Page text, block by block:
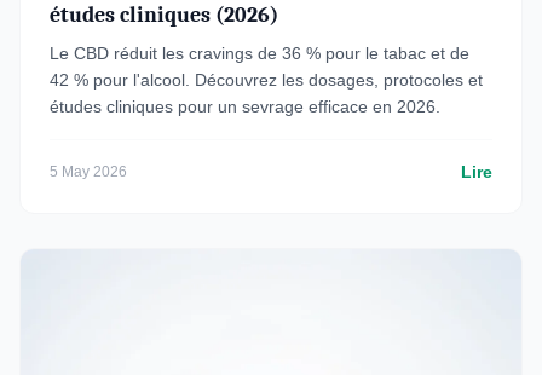
études cliniques (2026)
Le CBD réduit les cravings de 36 % pour le tabac et de
42 % pour l'alcool. Découvrez les dosages, protocoles et
études cliniques pour un sevrage efficace en 2026.
5 May 2026 Lire